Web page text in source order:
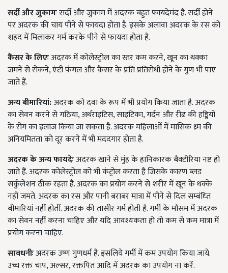
सर्दी और जुकामःसर्दी और जुकाम में अदरक बहुत फायदेमंद है. सर्दी होने
पर अदरक की चाय पीने से फायदा होता है. इसके अलावा अदरक के रस को
शहद में मिलाकर गर्म करके पीने से फायदा होता है.
कैंसर के लिएःअदरक में कोलेस्ट्रोल का स्तर कम करने, खून का थक्का
जमने से रोकने, एंटी फंगल और कैंसर के प्रति प्रतिरोधी होने के गुण भी पाए
जाते हैं.
अन्य बीमारियां:अदरक को दवा के रूप में भी प्रयोग किया जाता है. अदरक
का सेवन करने से गठिया, अर्थराइटिस, साइटिका, गर्दन और रीढ की हड्डियों
के रोग का इलाज किया जा सकता है. अदरक महिलाओं में मासिक ध्र्म की
अनियमितता को दूर करने में भी मददगार होता है.
अदरक के अन्य फायदेःअदरक खाने से मुंह के हानिकारक बैक्टीरिया नष्ट हो
जाते हैं. अदरक कोलेस्ट्रोल को भी कंट्रोल करता है जिसके कारण ब्लड
सर्कुलेशन ठीक रहता है. अदरक का प्रयोग करने से शरीर में खून के थक्के
नहीं जमते. अदरक का रस और पानी बराबर मात्रा में पीने से दिल सम्बंध्ति
बीमारियां नहीं होतीं. अदरक की तासीर गर्म होती है. गर्मी के मौसम में अदरक
का सेवन नहीं करना चाहिए और यदि आवश्यकता हो तो कम से कम मात्रा में
प्रयोग करना चाहिए.
सावधनीःअदरक उष्ण गुणधर्म है. इसलिये गर्मी में कम उपयोग किया जाये.
उच्च रक्त चाप, अल्सर, रक्तपित आदि में अदरक का उपयोग ना करें.